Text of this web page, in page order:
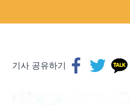
기사 공유하기